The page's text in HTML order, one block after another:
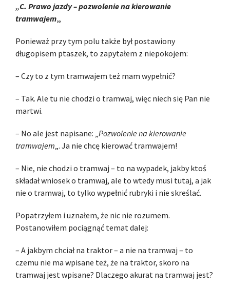
„C. Prawo jazdy – pozwolenie na kierowanie
tramwajem„
Ponieważ przy tym polu także był postawiony
długopisem ptaszek, to zapytałem z niepokojem:
– Czy to z tym tramwajem też mam wypełnić?
– Tak. Ale tu nie chodzi o tramwaj, więc niech się Pan nie
martwi.
– No ale jest napisane: „ Pozwolenie na kierowanie
tramwajem „. Ja nie chcę kierować tramwajem!
– Nie, nie chodzi o tramwaj – to na wypadek, jakby ktoś
składał wniosek o tramwaj, ale to wtedy musi tutaj, a jak
nie o tramwaj, to tylko wypełnić rubryki i nie skreślać.
Popatrzyłem i uznałem, że nic nie rozumem.
Postanowiłem pociągnąć temat dalej:
– A jakbym chciał na traktor – a nie na tramwaj – to
czemu nie ma wpisane też, że na traktor, skoro na
tramwaj jest wpisane? Dlaczego akurat na tramwaj jest?